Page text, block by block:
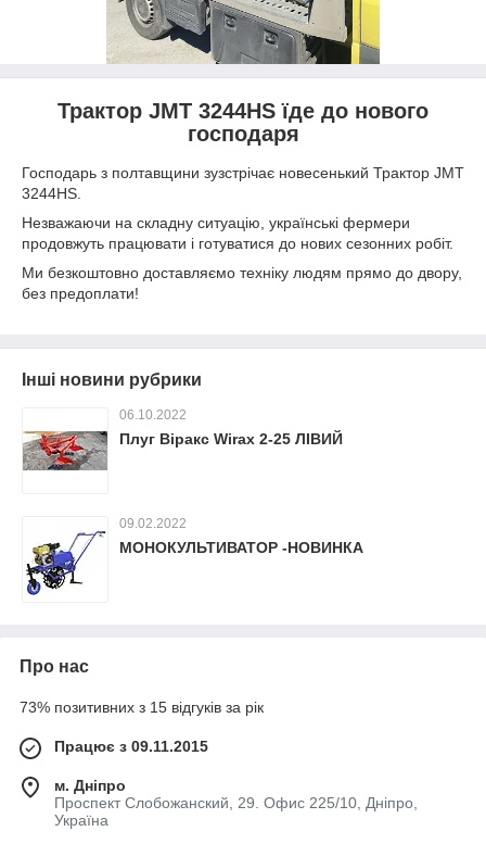
Трактор JMT 3244HS їде до нового
господаря
Господарь з полтавщини зузстрічає новесенький Трактор JMT
3244HS.
Незважаючи на складну ситуацію, українські фермери
продовжуть працювати і готуватися до нових сезонних робіт.
Ми безкоштовно доставляємо техніку людям прямо до двору,
без предоплати!
Інші новини рубрики
06.10.2022
Плуг Віракс Wirax 2-25 ЛІВИЙ
09.02.2022
МОНОКУЛЬТИВАТОР -НОВИНКА
Про нас
73% позитивних з 15 відгуків за рік
Працює з 09.11.2015
м. Дніпро
Проспект Слобожанский, 29. Офис 225/10, Дніпро,
Україна